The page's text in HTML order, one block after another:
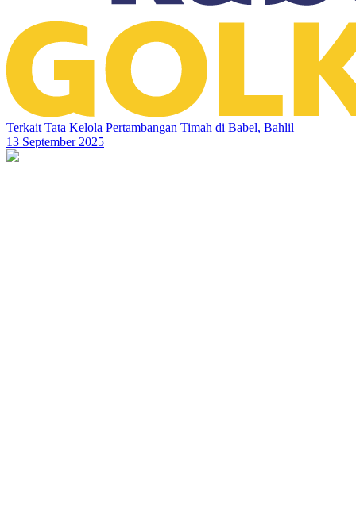
Terkait Tata Kelola Pertambangan Timah di Babel, Bahlil
13 September 2025